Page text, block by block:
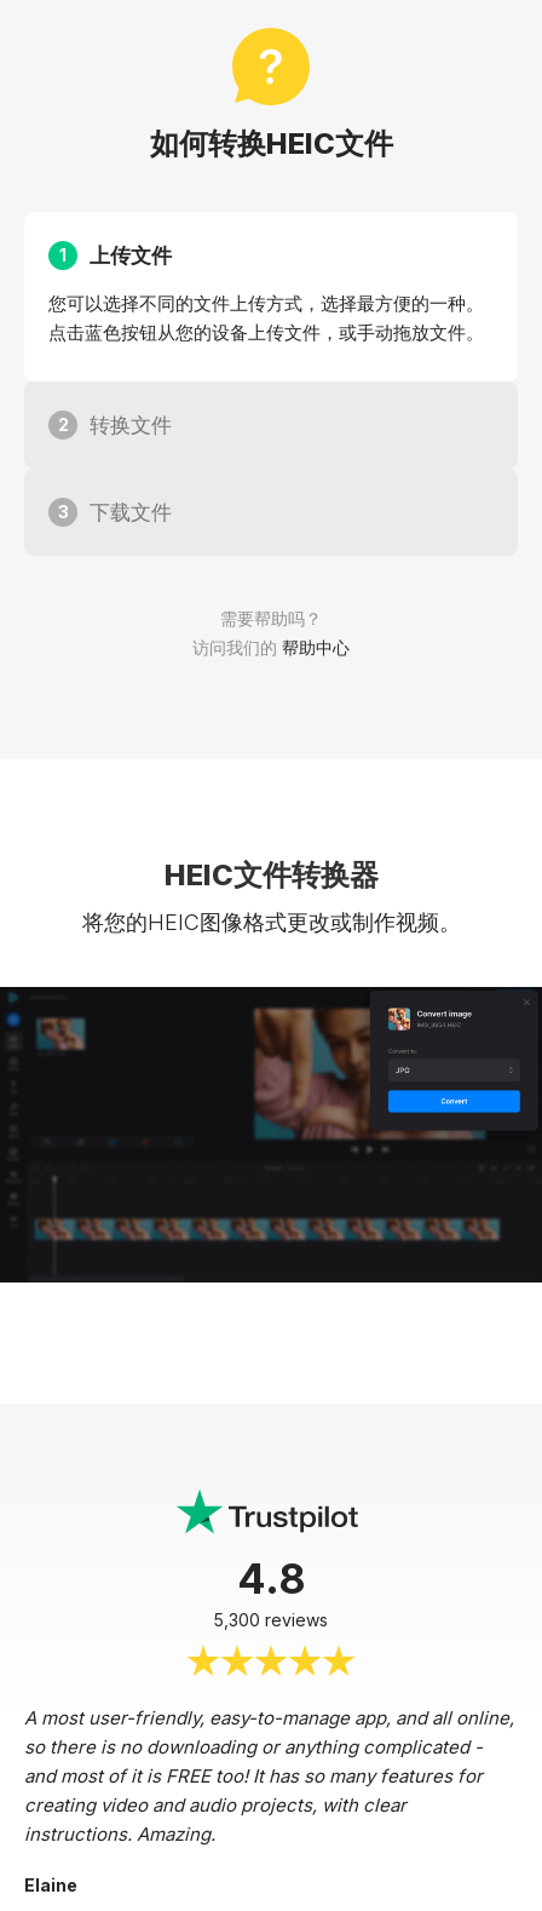
如何转换HEIC文件
需要帮助吗？
访问我们的 帮助中心
1 上传文件
您可以选择不同的文件上传方式，选择最方便的一种。
点击蓝色按钮从您的设备上传文件，或手动拖放文件。
2 转换文件
3 下载文件
HEIC文件转换器
将您的HEIC图像格式更改或制作视频。
4.8
5,300 reviews
A most user-friendly, easy-to-manage app, and all online,
so there is no downloading or anything complicated -
and most of it is FREE too! It has so many features for
creating video and audio projects, with clear
instructions. Amazing.
Elaine